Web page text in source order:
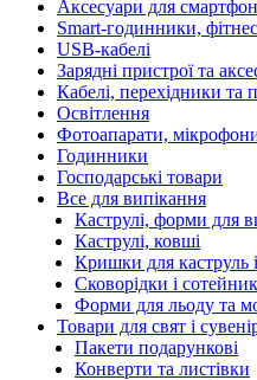
Аксесуари для
Smart-годинники,
USB-кабелі
Зарядні пристрої та
Кабелі, перехідники та
Освітлення
Фотоапарати,
Годинники
Господарські товари
Все для випікання
Каструлі, форми для
Каструлі, ковші
Кришки для каструль
Сковорідки і
Форми для льоду та
Товари для свят і
Пакети подарункові
Конверти та листівки